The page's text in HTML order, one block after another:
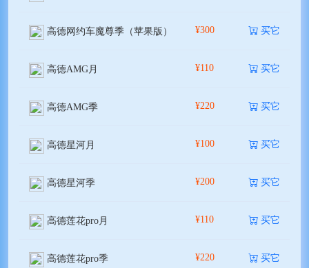
高德网约车魔尊季（苹果版） ¥300 买它
高德AMG月 ¥110 买它
高德AMG季 ¥220 买它
高德星河月 ¥100 买它
高德星河季 ¥200 买它
高德莲花pro月 ¥110 买它
高德莲花pro季 ¥220 买它